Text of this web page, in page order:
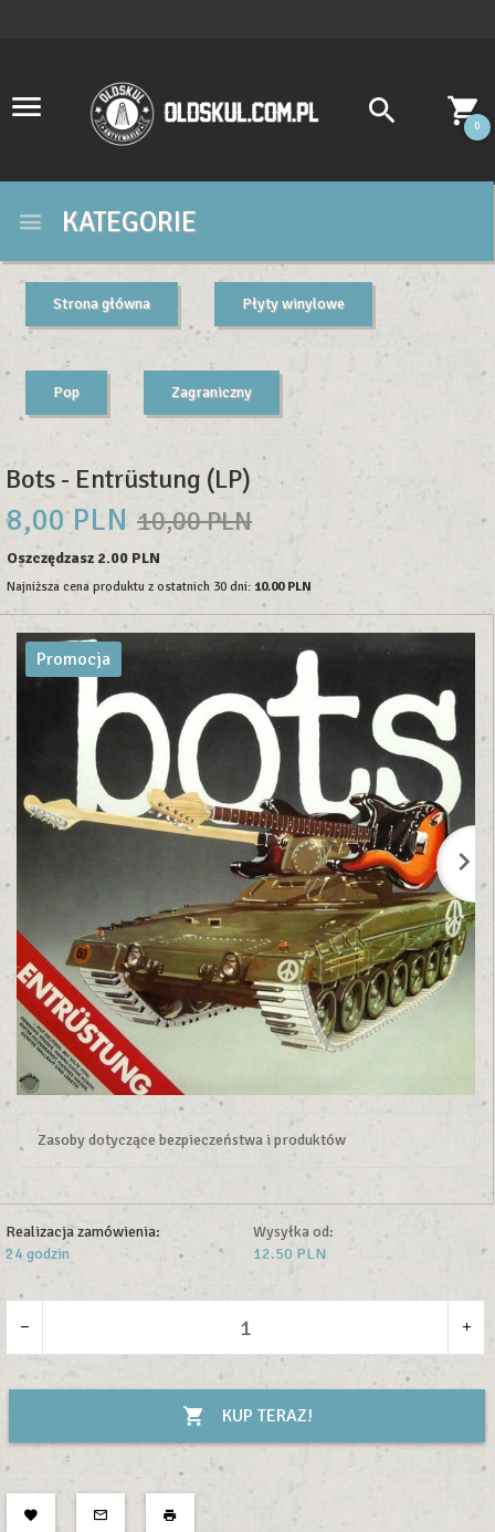
0
KATEGORIE
Strona główna Płyty winylowe
Pop Zagraniczny
Bots - Entrüstung (LP)
8,00 PLN 10,00 PLN
Oszczędzasz 2.00 PLN
Najniższa cena produktu z ostatnich 30 dni: 10.00 PLN
Promocja
Zasoby dotyczące bezpieczeństwa i produktów
Realizacja zamówienia:
24 godzin
Wysyłka od:
12.50 PLN
KUP TERAZ!